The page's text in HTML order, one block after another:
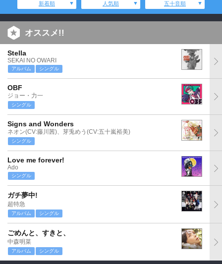
新着順 人気順 五十音順
オススメ!!
Stella
SEKAI NO OWARI
アルバム シングル
OBF
ジョー・力一
シングル
Signs and Wonders
ネオン(CV:藤川茜)、芽兎めう(CV:五十嵐裕美)
シングル
Love me forever!
Ado
シングル
ガチ夢中!
超特急
アルバム シングル
ごめんと、すきと、
中森明菜
アルバム シングル